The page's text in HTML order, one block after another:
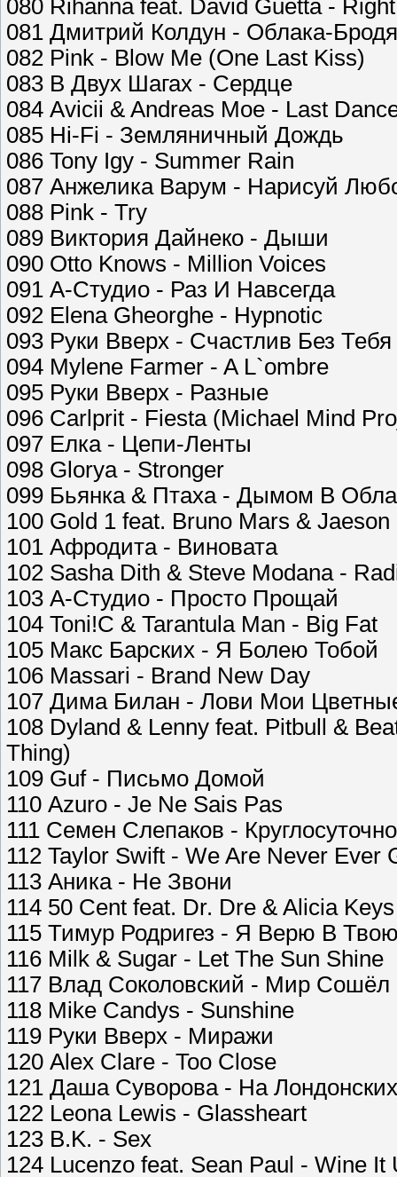
080 Rihanna feat. David Guetta -
081 Дмитрий Колдун - Облака-
082 Pink - Blow Me (One Last Kiss)
083 В Двух Шагах - Сердце
084 Avicii & Andreas Moe - Last
085 Hi-Fi - Земляничный Дождь
086 Tony Igy - Summer Rain
087 Анжелика Варум - Нарисуй
088 Pink - Try
089 Виктория Дайнеко - Дыши
090 Otto Knows - Million Voices
091 А-Студио - Раз И Навсегда
092 Elena Gheorghe - Hypnotic
093 Руки Вверх - Счастлив Без Тебя
094 Mylene Farmer - A L`ombre
095 Руки Вверх - Разные
096 Carlprit - Fiesta (Michael Mind
097 Елка - Цепи-Ленты
098 Glorya - Stronger
099 Бьянка & Птаха - Дымом В
100 Gold 1 feat. Bruno Mars &
101 Афродита - Виновата
102 Sasha Dith & Steve Modana -
103 А-Студио - Просто Прощай
104 Toni!C & Tarantula Man - Big Fat
105 Макс Барских - Я Болею Тобой
106 Massari - Brand New Day
107 Дима Билан - Лови Мои
108 Dyland & Lenny feat. Pitbull &
Thing)
109 Guf - Письмо Домой
110 Azuro - Je Ne Sais Pas
111 Семен Слепаков -
112 Taylor Swift - We Are Never Ever
113 Аника - Не Звони
114 50 Cent feat. Dr. Dre & Alicia
115 Тимур Родригез - Я Верю В
116 Milk & Sugar - Let The Sun Shine
117 Влад Соколовский - Мир
118 Mike Candys - Sunshine
119 Руки Вверх - Миражи
120 Alex Clare - Too Close
121 Даша Суворова - На
122 Leona Lewis - Glassheart
123 B.K. - Sex
124 Lucenzo feat. Sean Paul - Wine It